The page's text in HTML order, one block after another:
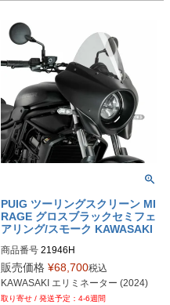
PUIG ツーリングスクリーン MI
RAGE グロスブラックセミフェ
アリング/スモーク KAWASAKI
商品番号 21946H
販売価格 ¥68,700税込
KAWASAKI エリミネーター (2024)
4-6週間